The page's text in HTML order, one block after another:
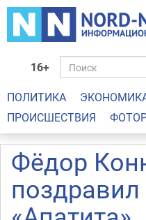
16+
ПОЛИТИКА
ПРОИСШЕСТВИЯ
Фёдор
поздравил